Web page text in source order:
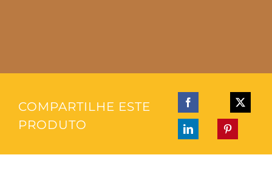
COMPARTILHE ESTE
PRODUTO